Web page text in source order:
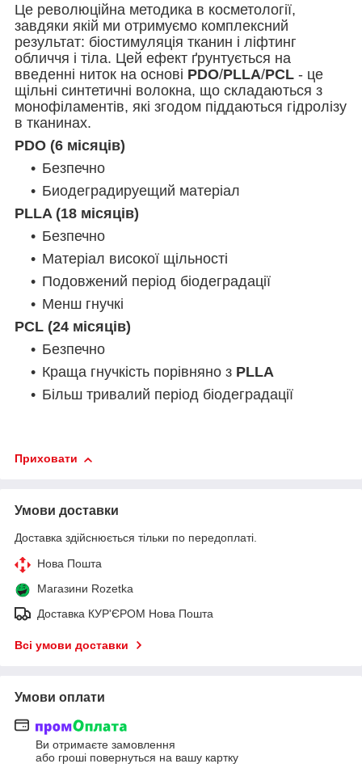
Це революційна методика в косметології,
завдяки якій ми отримуємо комплексний
результат: біостимуляція тканин і ліфтинг
обличчя і тіла. Цей ефект ґрунтується на
введенні ниток на основі PDO/PLLA/PCL - це
щільні синтетичні волокна, що складаються з
монофіламентів, які згодом піддаються гідролізу
в тканинах.
PDO (6 місяців)
Безпечно
Биодеградируещий матеріал
PLLA (18 місяців)
Безпечно
Матеріал високої щільності
Подовжений період біодеградації
Менш гнучкі
PCL (24 місяців)
Безпечно
Краща гнучкість порівняно з PLLA
Більш тривалий період біодеградації
Приховати
Умови доставки
Доставка здійснюється тільки по передоплаті.
Нова Пошта
Магазини Rozetka
Доставка КУР'ЄРОМ Нова Пошта
Всі умови доставки
Умови оплати
Ви отримаєте замовлення
або гроші повернуться на вашу картку